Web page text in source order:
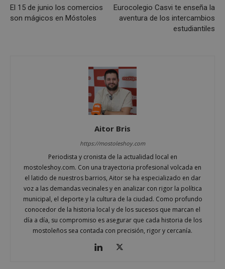
El 15 de junio los comercios
son mágicos en Móstoles
Eurocolegio Casvi te enseña la
aventura de los intercambios
estudiantiles
Aitor Bris
https://mostoleshoy.com
Periodista y cronista de la actualidad local en
mostoleshoy.com. Con una trayectoria profesional volcada en
el latido de nuestros barrios, Aitor se ha especializado en dar
voz a las demandas vecinales y en analizar con rigor la política
municipal, el deporte y la cultura de la ciudad. Como profundo
conocedor de la historia local y de los sucesos que marcan el
día a día, su compromiso es asegurar que cada historia de los
mostoleños sea contada con precisión, rigor y cercanía.
Cookies no clasificadas
Cookies estrictamente necesarias
Cookies de rendimiento
Cookies de preferencias
Cookies de funcionalidad
Cookies no clasificadas
Las cookies estrictamente necesarias permiten la
funcionalidad principal del sitio web, como el
El sitio web no se puede utilizar correctamente sin